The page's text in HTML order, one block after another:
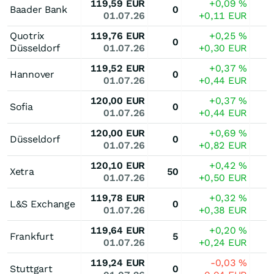
Baader Bank
119,59 EUR
01.07.26
0
+0,09%
+0,11 EUR
Quotrix
Düsseldorf
119,76 EUR
01.07.26
0
+0,25%
+0,30 EUR
Hannover
119,52 EUR
01.07.26
0
+0,37%
+0,44 EUR
Sofia
120,00 EUR
01.07.26
0
+0,37%
+0,44 EUR
Düsseldorf
120,00 EUR
01.07.26
0
+0,69%
+0,82 EUR
Xetra
120,10 EUR
01.07.26
50
+0,42%
+0,50 EUR
L&S Exchange
119,78 EUR
01.07.26
0
+0,32%
+0,38 EUR
Frankfurt
119,64 EUR
01.07.26
5
+0,20%
+0,24 EUR
Stuttgart
119,24 EUR
0
-0,03%